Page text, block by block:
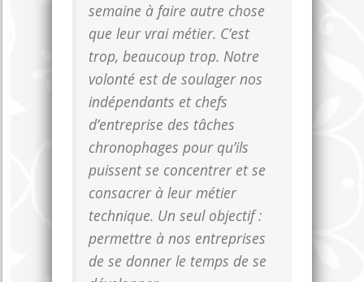
semaine à faire autre chose
que leur vrai métier. C’est
trop, beaucoup trop. Notre
volonté est de soulager nos
indépendants et chefs
d’entreprise des tâches
chronophages pour qu’ils
puissent se concentrer et se
consacrer à leur métier
technique. Un seul objectif :
permettre à nos entreprises
de se donner le temps de se